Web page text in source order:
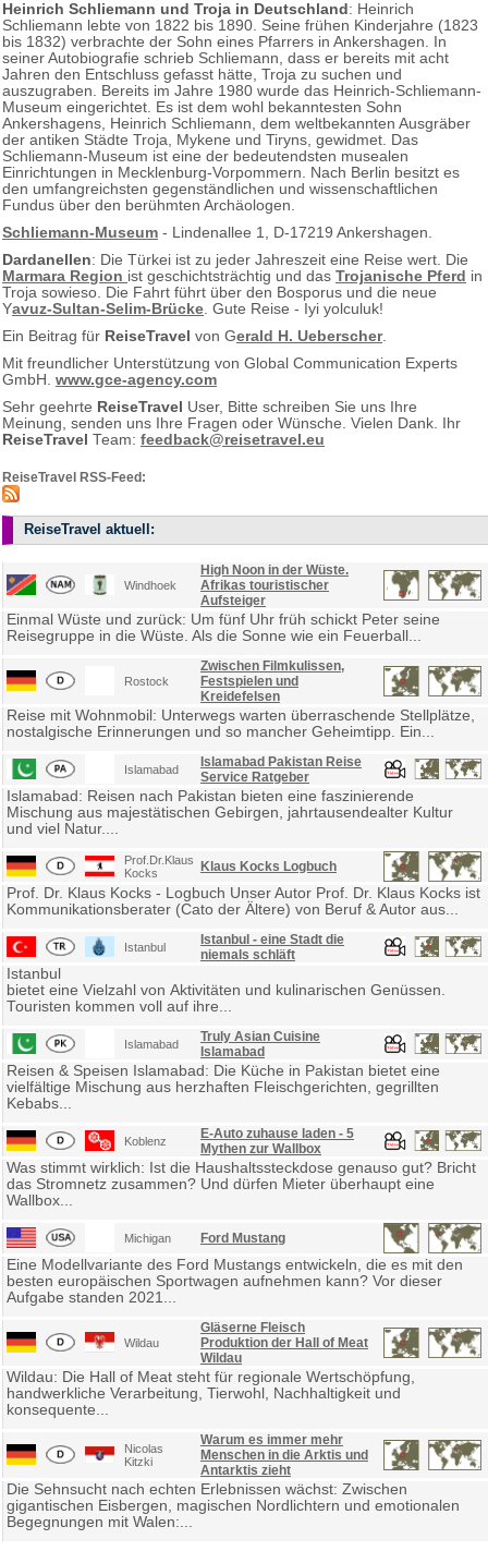
Heinrich Schliemann und Troja in Deutschland : Heinrich
Schliemann lebte von 1822 bis 1890. Seine frühen Kinderjahre (1823
bis 1832) verbrachte der Sohn eines Pfarrers in Ankershagen. In
seiner Autobiografie schrieb Schliemann, dass er bereits mit acht
Jahren den Entschluss gefasst hätte, Troja zu suchen und
auszugraben. Bereits im Jahre 1980 wurde das Heinrich-Schliemann-
Museum eingerichtet. Es ist dem wohl bekanntesten Sohn
Ankershagens, Heinrich Schliemann, dem weltbekannten Ausgräber
der antiken Städte Troja, Mykene und Tiryns, gewidmet. Das
Schliemann-Museum ist eine der bedeutendsten musealen
Einrichtungen in Mecklenburg-Vorpommern. Nach Berlin besitzt es
den umfangreichsten gegenständlichen und wissenschaftlichen
Fundus über den berühmten Archäologen.
Schliemann-Museum - Lindenallee 1, D-17219 Ankershagen.
Dardanellen: Die Türkei ist zu jeder Jahreszeit eine Reise wert. Die
Marmara Region ist geschichtsträchtig und das Trojanische Pferd in
Troja sowieso. Die Fahrt führt über den Bosporus und die neue
Yavuz-Sultan-Selim-Brücke. Gute Reise - Iyi yolculuk!
Ein Beitrag für ReiseTravel von Gerald H. Ueberscher.
Mit freundlicher Unterstützung von Global Communication Experts
GmbH. www.gce-agency.com
Sehr geehrte ReiseTravel User, Bitte schreiben Sie uns Ihre
Meinung, senden uns Ihre Fragen oder Wünsche. Vielen Dank. Ihr
ReiseTravel Team: feedback@reisetravel.eu
ReiseTravel RSS-Feed:
ReiseTravel aktuell:
Windhoek
High Noon in der Wüste.
Afrikas touristischer
Aufsteiger
Einmal Wüste und zurück: Um fünf Uhr früh schickt Peter seine
Reisegruppe in die Wüste. Als die Sonne wie ein Feuerball...
Rostock
Zwischen Filmkulissen,
Festspielen und
Kreidefelsen
Reise mit Wohnmobil: Unterwegs warten überraschende Stellplätze,
nostalgische Erinnerungen und so mancher Geheimtipp. Ein...
Islamabad
Islamabad Pakistan Reise
Service Ratgeber
Islamabad: Reisen nach Pakistan bieten eine faszinierende
Mischung aus majestätischen Gebirgen, jahrtausendealter Kultur
und viel Natur....
Prof.Dr.Klaus
Kocks
Klaus Kocks Logbuch
Prof. Dr. Klaus Kocks - Logbuch Unser Autor Prof. Dr. Klaus Kocks ist
Kommunikationsberater (Cato der Ältere) von Beruf & Autor aus...
Istanbul
Istanbul - eine Stadt die
niemals schläft
Istanbul
bietet eine Vielzahl von Aktivitäten und kulinarischen Genüssen.
Touristen kommen voll auf ihre...
Islamabad
Truly Asian Cuisine
Islamabad
Reisen & Speisen Islamabad: Die Küche in Pakistan bietet eine
vielfältige Mischung aus herzhaften Fleischgerichten, gegrillten
Kebabs...
Koblenz
E-Auto zuhause laden - 5
Mythen zur Wallbox
Was stimmt wirklich: Ist die Haushaltssteckdose genauso gut? Bricht
das Stromnetz zusammen? Und dürfen Mieter überhaupt eine
Wallbox...
Michigan Ford Mustang
Eine Modellvariante des Ford Mustangs entwickeln, die es mit den
besten europäischen Sportwagen aufnehmen kann? Vor dieser
Aufgabe standen 2021...
Wildau
Gläserne Fleisch
Produktion der Hall of Meat
Wildau
Wildau: Die Hall of Meat steht für regionale Wertschöpfung,
handwerkliche Verarbeitung, Tierwohl, Nachhaltigkeit und
konsequente...
Nicolas
Kitzki
Warum es immer mehr
Menschen in die Arktis und
Antarktis zieht
Die Sehnsucht nach echten Erlebnissen wächst: Zwischen
gigantischen Eisbergen, magischen Nordlichtern und emotionalen
Begegnungen mit Walen:...